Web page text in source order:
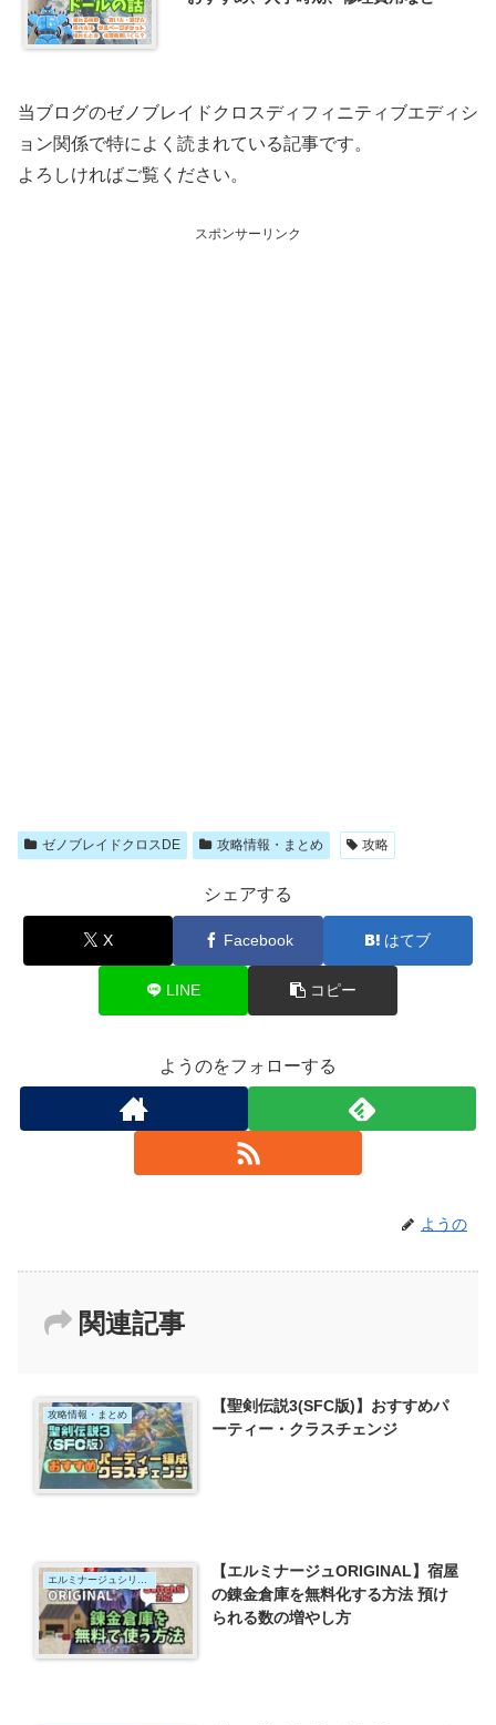
当ブログのゼノブレイドクロスディフィニティブエディシ
ョン関係で特によく読まれている記事です。
よろしければご覧ください。
スポンサーリンク
ゼノブレイドクロスDE 攻略情報・まとめ 攻略
シェアする
X Facebook はてブ
LINE コピー
ようのをフォローする
ようの
関連記事
攻略情報・まとめ
【聖剣伝説3(SFC版)】おすすめパ
ーティー・クラスチェンジ
【エルミナージュORIGINAL】宿屋
の錬金倉庫を無料化する方法 預け
られる数の増やし方